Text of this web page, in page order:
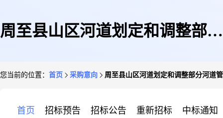
周至县山区河道划定和调整部分
您当前的位置： 首页 采购意向 周至县山区河道划定和调整部分河道
首页 招标预告 招标公告 重新招标 中标通知